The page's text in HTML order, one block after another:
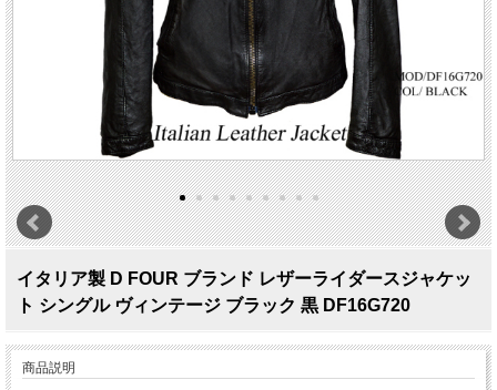
イタリア製 D FOUR ブランド レザーライダースジャケッ
ト シングル ヴィンテージ ブラック 黒 DF16G720
商品説明